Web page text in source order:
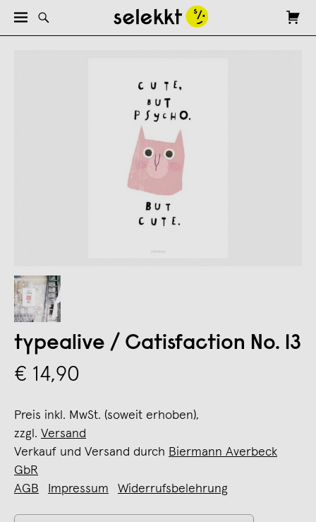
typealive / Catisfaction No. 13
€ 14,90
Preis inkl. MwSt. (soweit erhoben),
zzgl. Versand
Verkauf und Versand durch Biermann Averbeck
GbR
AGB
Impressum Widerrufsbelehrung